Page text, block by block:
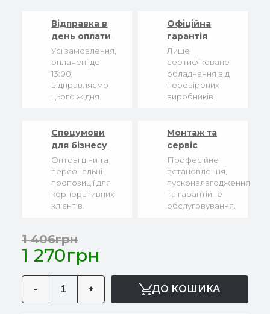
Відправка в
день оплати
Усі замовлення,
оплачені до
13:00,
відправляємо
цього ж дня.
Офіційна
гарантія
Лише
сертифіковане
обладнання від
перевірених
виробників.
Спецумови
для бізнесу
Оптові ціни та
персональні
пропозиції для
корпоративних
клієнтів.
Монтаж та
сервіс
Професійне
встановлення,
пусконалагодження
та гарантійне
обслуговування.
1 270грн
1 406грн
- + ДО КОШИКА